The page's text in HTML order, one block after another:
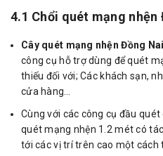
4.1 Chổi quét mạng
Cây quét mạng nhện Đồng Nai
công cụ hỗ trợ dùng để quét
thiếu đối với; Các khách sạn,
cửa hàng…
Cùng với các công cụ đầu
quét mạng nhện 1.2 mét có
tới các vị trí trên cao một cách